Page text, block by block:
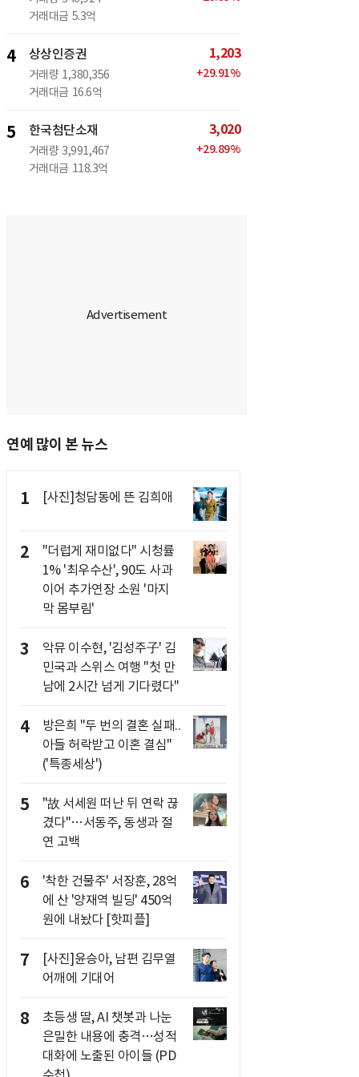
거래대금 5.3억
4 상상인증권
거래량 1,380,356
거래대금 16.6억
1,203
+29.91%
5 한국첨단소재
거래량 3,991,467
거래대금 118.3억
3,020
+29.89%
연예 많이 본 뉴스
1 [사진]청담동에 뜬 김희애
2
"더럽게 재미없다" 시청률
1% '최우수산', 90도 사과
이어 추가연장 소원 '마지
막 몸부림'
3
악뮤 이수현, '김성주子' 김
민국과 스위스 여행 "첫 만
남에 2시간 넘게 기다렸다"
4
방은희 "두 번의 결혼 실패..
아들 허락받고 이혼 결심"
('특종세상')
5
"故 서세원 떠난 뒤 연락 끊
겼다"…서동주, 동생과 절
연 고백
6
'착한 건물주' 서장훈, 28억
에 산 '양재역 빌딩' 450억
원에 내놨다 [핫피플]
7
[사진]윤승아, 남편 김무열
어깨에 기대어
8
초등생 딸, AI 챗봇과 나눈
은밀한 내용에 충격…성적
대화에 노출된 아이들 (PD